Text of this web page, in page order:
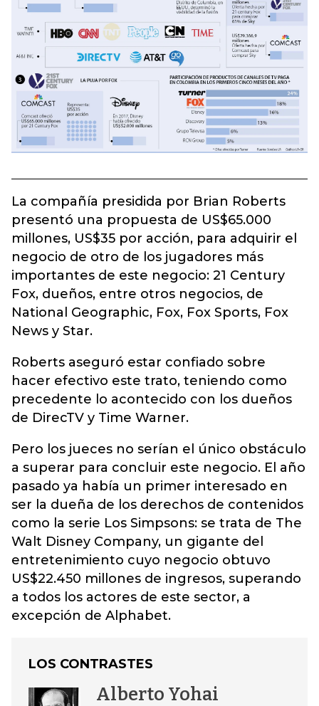
La compañía presidida por Brian Roberts
presentó una propuesta de US$65.000
millones, US$35 por acción, para adquirir el
negocio de otro de los jugadores más
importantes de este negocio: 21 Century
Fox, dueños, entre otros negocios, de
National Geographic, Fox, Fox Sports, Fox
News y Star.
Roberts aseguró estar confiado sobre
hacer efectivo este trato, teniendo como
precedente lo acontecido con los dueños
de DirecTV y Time Warner.
Pero los jueces no serían el único obstáculo
a superar para concluir este negocio. El año
pasado ya había un primer interesado en
ser la dueña de los derechos de contenidos
como la serie Los Simpsons: se trata de The
Walt Disney Company, un gigante del
entretenimiento cuyo negocio obtuvo
US$22.450 millones de ingresos, superando
a todos los actores de este sector, a
excepción de Alphabet.
LOS CONTRASTES
Alberto Yohai